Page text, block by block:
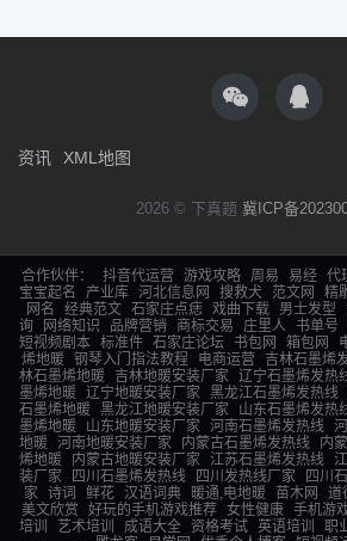
资讯 XML地图
2026 © 下真题 冀ICP备
合作伙伴： 抖音代运营 游戏攻略 周易 易经 代
宝宝起名
产业库 河北信息网 搜救犬 范文网 精
网名
经典范文 石家庄点痣 戏曲下载 男士发型
询
网络知识 品牌营销 商标交易 庄里人 书单号
短视频剧本 标准件 石家庄论坛 书包网 箱包网
烯地暖 钢琴入门指法教程 电商运营 吉林石墨烯
林石墨烯地暖
吉林地暖安装厂家 辽宁石墨烯发热
墨烯地暖 辽宁地暖安装厂家 黑龙江石墨烯发热线
石墨烯地暖 黑龙江地暖安装厂家 山东石墨烯发热
墨烯地暖
山东地暖安装厂家 河南石墨烯发热线
地暖 河南地暖安装厂家 内蒙古石墨烯发热线 内
烯地暖
内蒙古地暖安装厂家 江苏石墨烯发热线
装厂家
四川石墨烯发热线 四川发热线厂家 四川
家
诗词 鲜花 汉语词典 暖通,电地暖 苗木网 道
美文欣赏
好玩的手机游戏推荐 女性健康 手机游
培训
艺术培训 成语大全 资格考试 英语培训 职